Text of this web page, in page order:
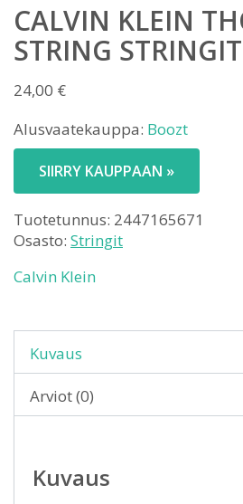
CALVIN KLEIN
STRING STRINGIT
24,00 €
Alusvaatekauppa: Boozt
SIIRRY KAUPPAAN »
Tuotetunnus: 2447165671
Osasto: Stringit
Calvin Klein
Kuvaus
Arviot (0)
Kuvaus